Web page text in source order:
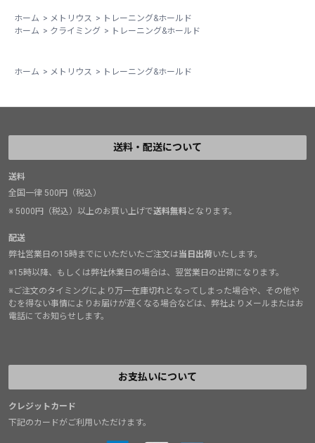
ホーム > メトリウス > トレーニング&ホールド
ホーム > クライミング > トレーニング&ホールド
ホーム > メトリウス > トレーニング&ホールド
送料・配送について
送料
全国一律 500円（税込）
※ 5000円（税込）以上のお買い上げで送料無料となります。
配送
弊社営業日の15時までにいただいたご注文は当日出荷いたします。
※15時以降、もしくは弊社休業日の場合は、翌営業日の出荷になります。
※ご注文のタイミングにより万一在庫切れとなってしまった場合や、その他や
むを得ない事情によりお届けが遅くなる場合などは、弊社よりメールまたはお
電話にてお知らせします。
お支払いについて
クレジットカード
下記のカードがご利用いただけます。